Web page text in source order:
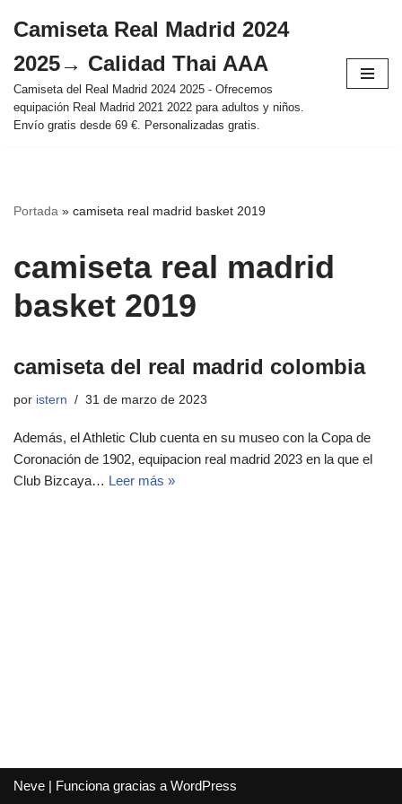
al
contenido
Camiseta Real Madrid 2024
2025→ Calidad Thai AAA
Camiseta del Real Madrid 2024 2025 - Ofrecemos
equipación Real Madrid 2021 2022 para adultos y niños.
Envío gratis desde 69 €. Personalizadas gratis.
Portada » camiseta real madrid basket 2019
camiseta real madrid
basket 2019
camiseta del real madrid colombia
por istern 31 de marzo de 2023
Además, el Athletic Club cuenta en su museo con la Copa de
Coronación de 1902, equipacion real madrid 2023 en la que el
Club Bizcaya… Leer más »
Neve | Funciona gracias a WordPress